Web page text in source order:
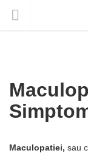
Maculopatiei, sau